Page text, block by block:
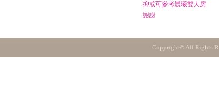
抑或可參考晨曦雙人房
謝謝
Copyright© All Rights